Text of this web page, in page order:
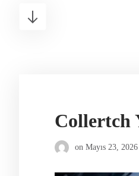
on Mayıs 23, 2026